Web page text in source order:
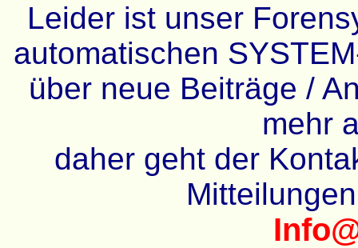
Leider ist unser
automatischen
über neue Beiträge /
mehr
daher geht der